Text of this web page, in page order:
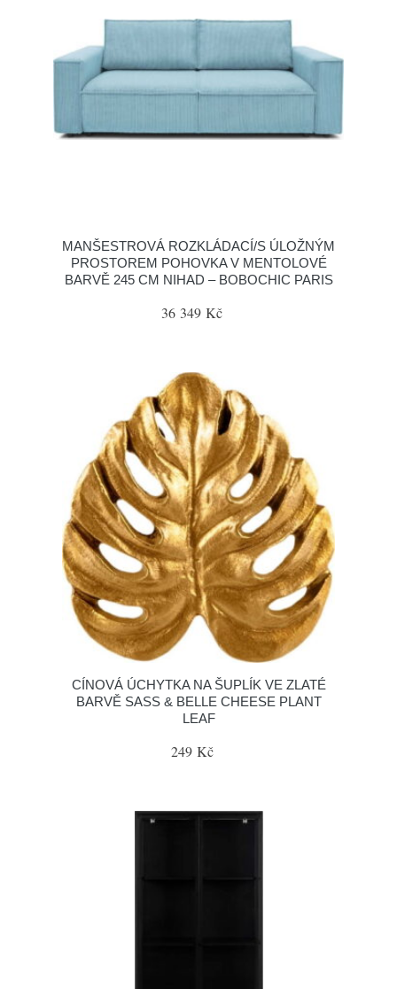
MANŠESTROVÁ ROZKLÁDACÍ/S ÚLOŽNÝM
PROSTOREM POHOVKA V MENTOLOVÉ
BARVĚ 245 CM NIHAD – BOBOCHIC PARIS
36 349 Kč
CÍNOVÁ ÚCHYTKA NA ŠUPLÍK VE ZLATÉ
BARVĚ SASS & BELLE CHEESE PLANT
LEAF
249 Kč